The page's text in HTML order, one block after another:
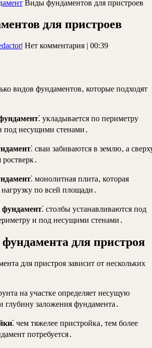
Виды фундаментов для пристроев
для пристроев
Redactor
| Нет комментария | 00:39
видов фундаментов‚ которые подходят
⁚ укладывается по периметру
под несущими стенами․
⁚ сваи забиваются в землю‚ а
⁚ монолитная плита‚ которая
нагрузку по всей площади․
⁚ столбы устанавливаются под
и под несущими стенами․
для пристроя
для пристроя зависит от нескольких
на участке определяет несущую
глубину заложения фундамента․
⁚ чем тяжелее пристройка‚ тем более
потребуется․